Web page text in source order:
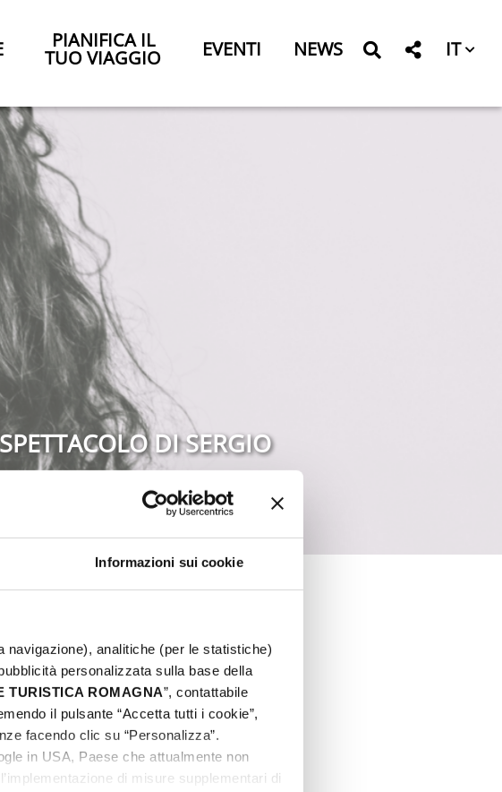
Informazioni sui cookie
analitiche (per le statistiche)
personalizzata sulla base della
TURISTICA ROMAGNA”, contattabile
il pulsante “Accetta tutti i cookie”,
facendo clic su “Personalizza”.
in USA, Paese che attualmente non
di misure supplementari di
PIANIFICA IL
TUO VIAGGIO EVENTI NEWS IT
DI SERGIO